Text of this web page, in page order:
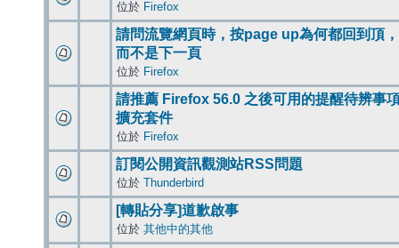
位於 Firefox
請問流覽網頁時，按page up為何都回到頂，
而不是下一頁
位於 Firefox
請推薦 Firefox 56.0 之後可用的提醒待辨事
擴充套件
位於 Firefox
訂閱公開資訊觀測站RSS問題
位於 Thunderbird
[轉貼分享]道歉啟事
位於 其他中的其他